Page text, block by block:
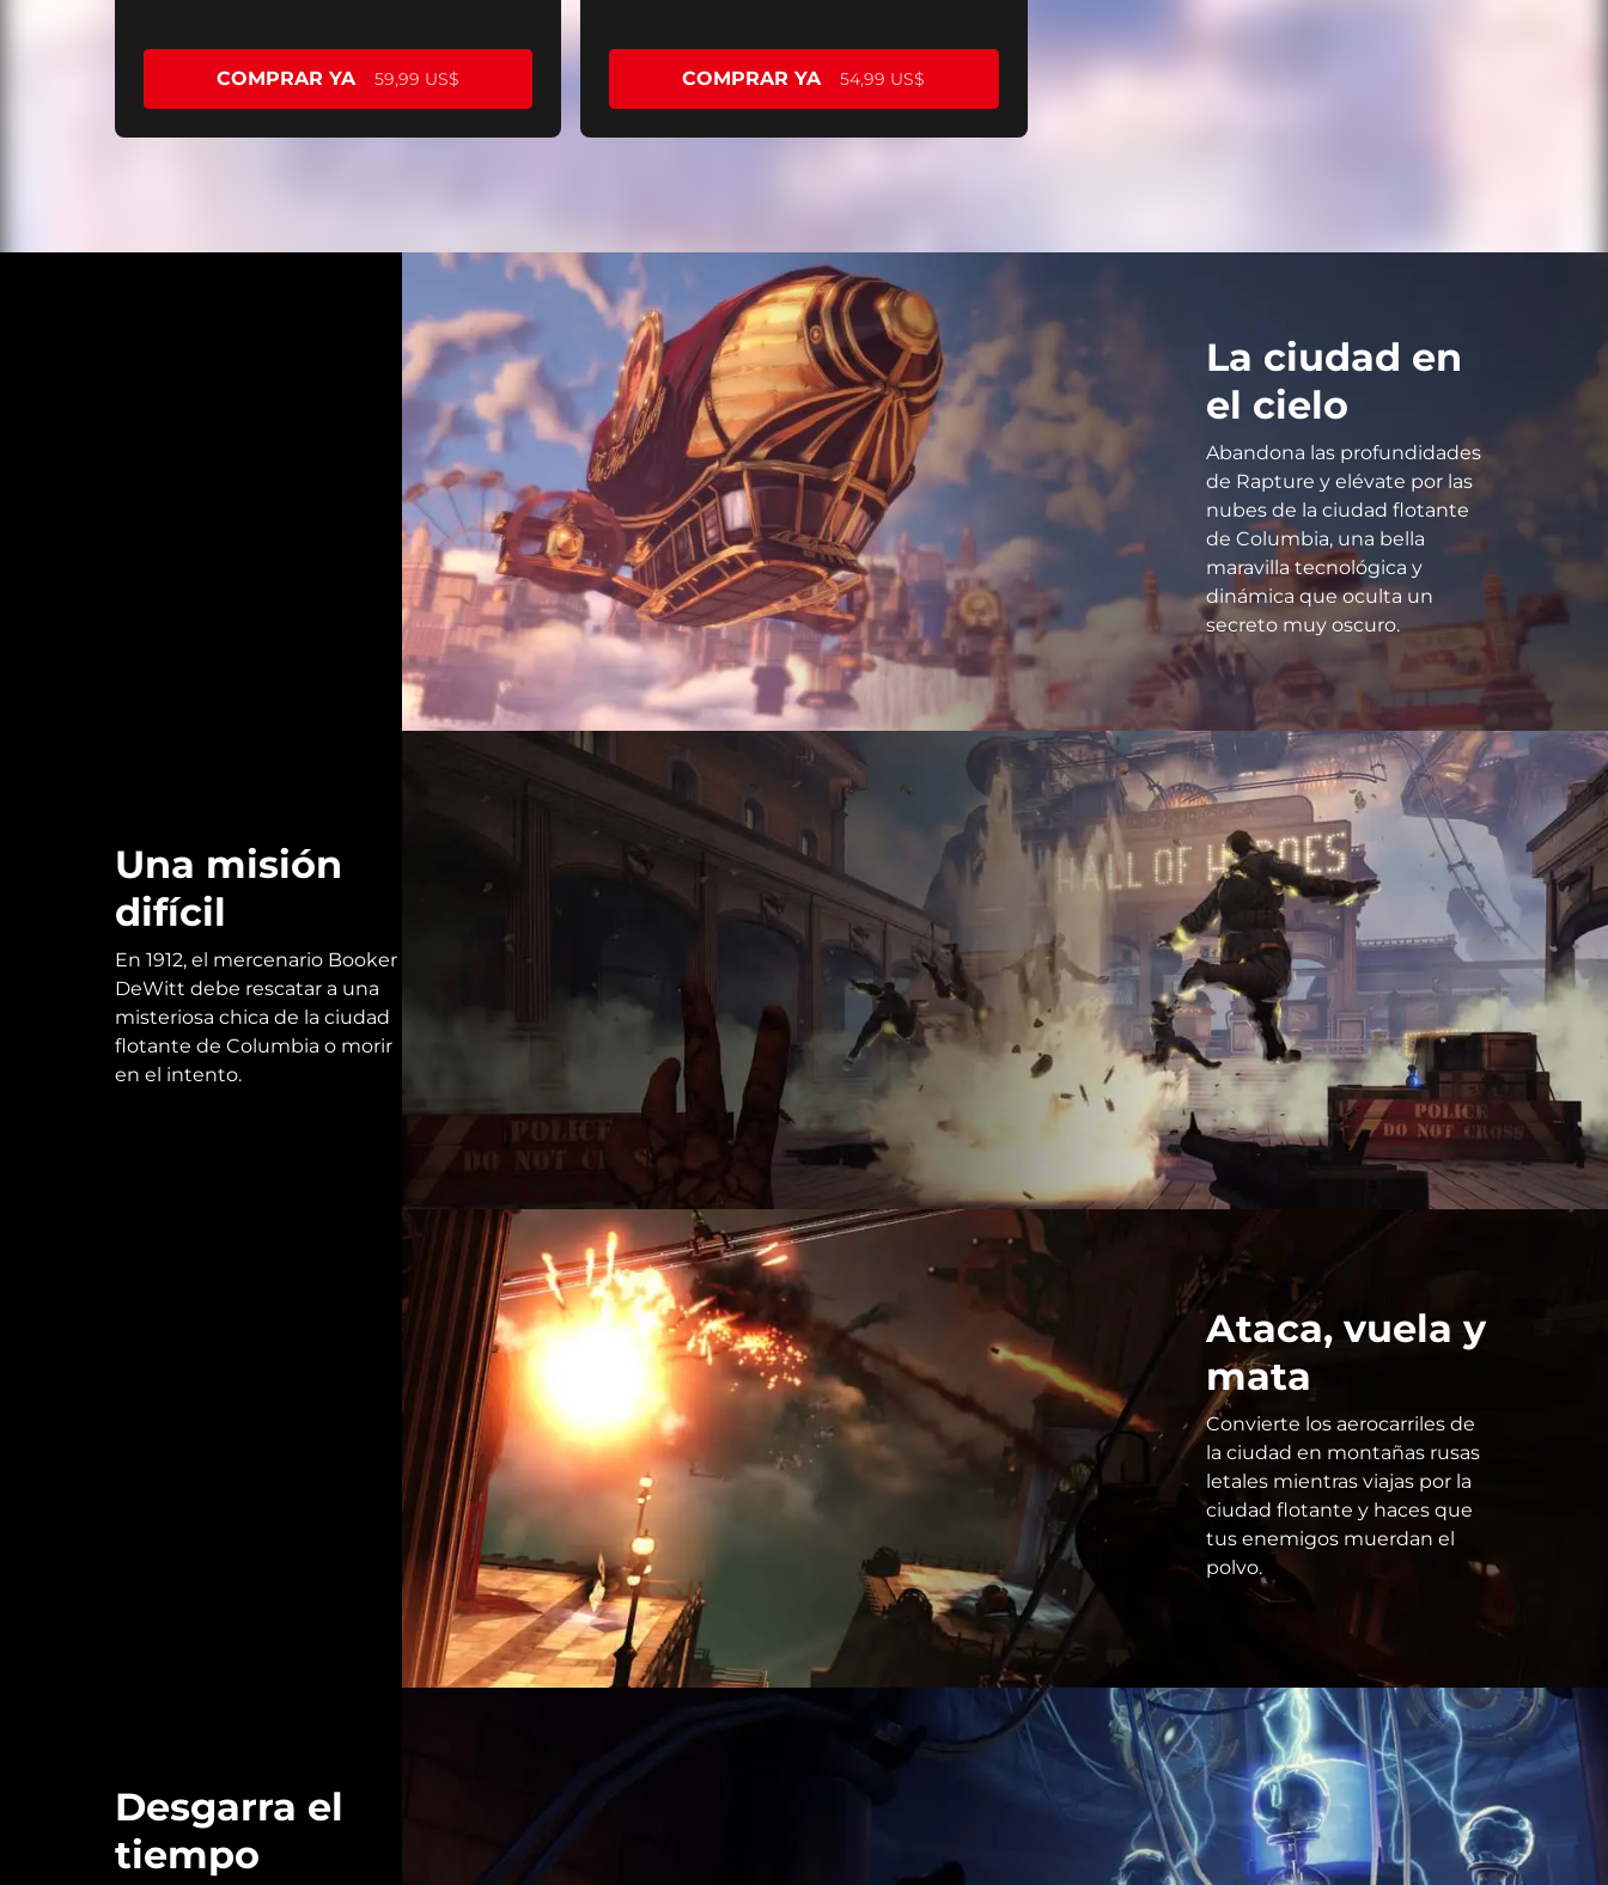
COMPRAR YA 59,99 US$ COMPRAR YA 54,99 US$
La ciudad en
el cielo
Abandona las profundidades
de Rapture y elévate por las
nubes de la ciudad flotante
de Columbia, una bella
maravilla tecnológica y
dinámica que oculta un
secreto muy oscuro.
Una misión
difícil
En 1912, el mercenario Booker
DeWitt debe rescatar a una
misteriosa chica de la ciudad
flotante de Columbia o morir
en el intento.
Ataca, vuela y
mata
Convierte los aerocarriles de
la ciudad en montañas rusas
letales mientras viajas por la
ciudad flotante y haces que
tus enemigos muerdan el
polvo.
Desgarra el
tiempo